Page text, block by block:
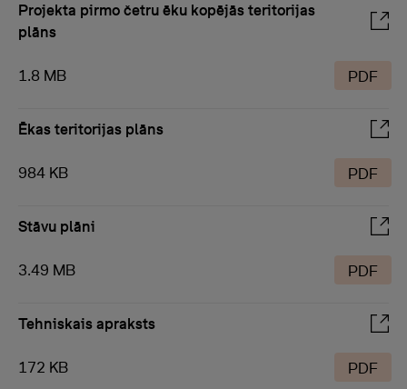
Projekta pirmo četru ēku kopējās teritorijas
plāns
1.8 MB PDF
Ēkas teritorijas plāns
984 KB PDF
Stāvu plāni
3.49 MB PDF
Tehniskais apraksts
172 KB PDF